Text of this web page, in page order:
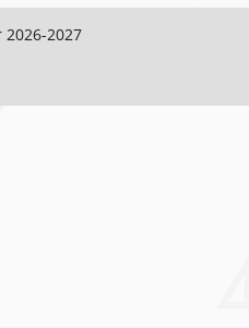
2027